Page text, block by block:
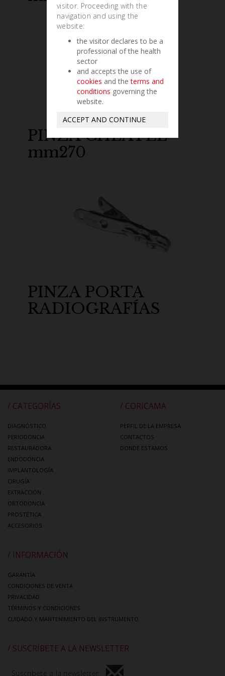
PINZA CHEATLE
mm270
PINZA PORTA
RADIOGRAFÍAS
/ CATEGORÍAS
DIAGNÓSTICO
PERIODONCIA
RESTAURADORA
ENDODONCIA
IMPLANTOLOGÍA
CIRUGÍA
EXTRACCIÓN
ORTODONCIA
PROSTÉTICA
ACCESORIOS
/ CORICAMA
PERFIL DE LA EMPRESA
CONTACTOS
DONDE ESTAMOS
/ INFORMACIÓN
GARANTÍA
CONDICIONES DE VENTA
PRIVACIDAD
TÉRMINOS Y CONDICIONES
CUIDADO Y MANTENIMIENTO DEL INSTRUMENTO
/ SUSCRÍBETE A LA NEWSLETTER
Suscríbete a la newsletter
visitor. Proceeding with the
navigation and using the
website:
the visitor declares to be a
professional of the health
sector
and accepts the use of
cookies and theterms and
conditions governing the
website.
ACCEPT AND CONTINUE